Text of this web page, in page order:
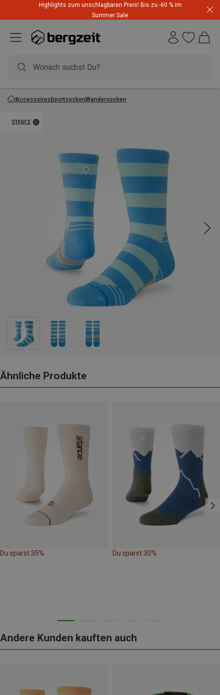
Highlights zum unschlagbaren Preis! Bis zu -60 % im
Summer Sale
AccessoiresSportsockenWandersocken
Ähnliche Produkte
Du sparst 35% Du sparst 30%
Andere Kunden kauften auch